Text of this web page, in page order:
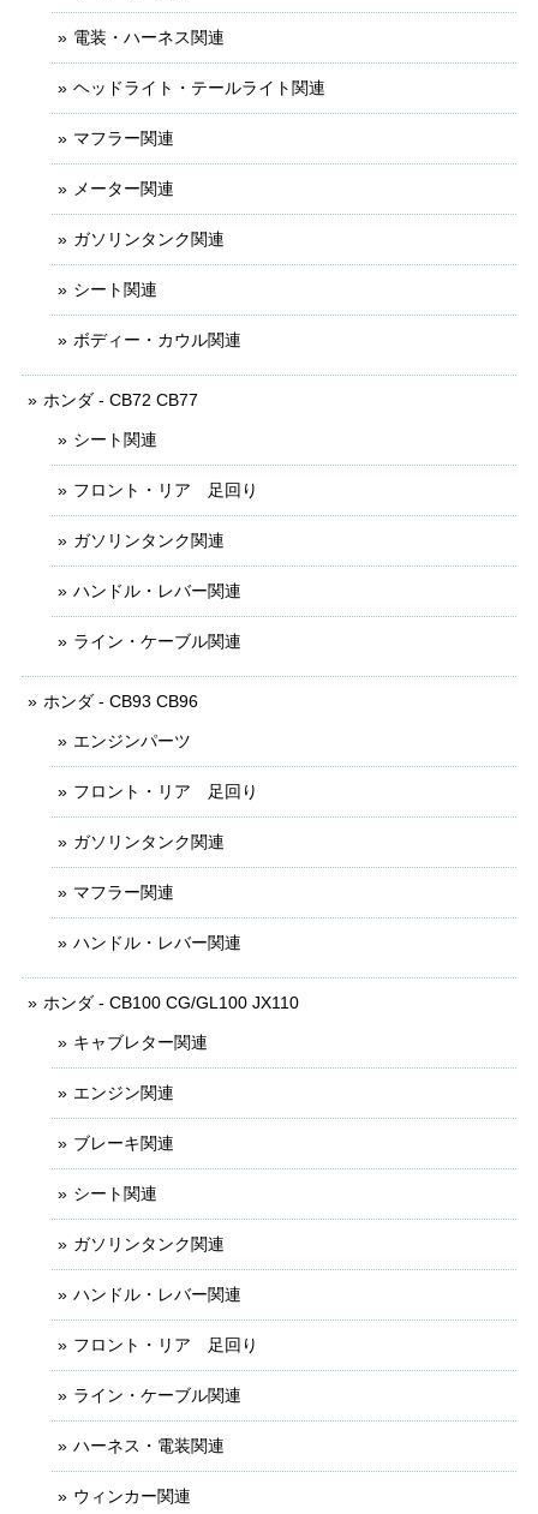
電装・ハーネス関連
ヘッドライト・テールライト関連
マフラー関連
メーター関連
ガソリンタンク関連
シート関連
ボディー・カウル関連
ホンダ - CB72 CB77
シート関連
フロント・リア 足回り
ガソリンタンク関連
ハンドル・レバー関連
ライン・ケーブル関連
ホンダ - CB93 CB96
エンジンパーツ
フロント・リア 足回り
ガソリンタンク関連
マフラー関連
ハンドル・レバー関連
ホンダ - CB100 CG/GL100 JX110
キャブレター関連
エンジン関連
ブレーキ関連
シート関連
ガソリンタンク関連
ハンドル・レバー関連
フロント・リア 足回り
ライン・ケーブル関連
ハーネス・電装関連
ウィンカー関連